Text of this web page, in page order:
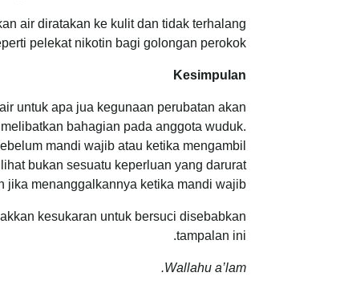
air diratakan ke kulit dan tidak terhalang
pelekat nikotin bagi golongan perokok.
Kesimpulan
untuk apa jua kegunaan perubatan akan
bahagian pada anggota wuduk.
mandi wajib atau ketika mengambil
menanggalkannya ketika mandi wajib.
kesukaran untuk bersuci disebabkan
tampalan ini.
Wallahu a’lam.